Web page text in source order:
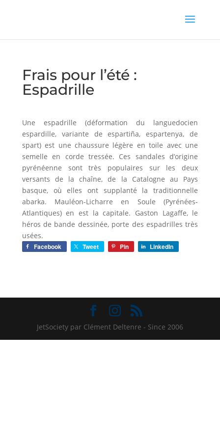
Frais pour l’été :
Espadrille
Une espadrille (déformation du languedocien
espardille, variante de espartiña, espartenya, de
spart) est une chaussure légère en toile avec une
semelle en corde tressée. Ces sandales d’origine
pyrénéenne sont très populaires sur les deux
versants de la chaîne, de la Catalogne au Pays
basque, où elles ont supplanté la traditionnelle
abarka. Mauléon-Licharre en Soule (Pyrénées-
Atlantiques) en est la capitale. Gaston Lagaffe, le
héros de bande dessinée, porte des espadrilles très
usées.
Facebook Tweet Pin LinkedIn
JetSociety par Clément Deltenre - Since 2006